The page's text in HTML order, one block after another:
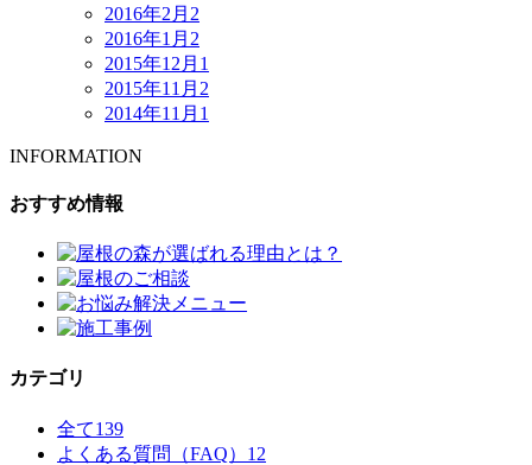
2016年2月 2
2016年1月 2
2015年12月 1
2015年11月 2
2014年11月 1
INFORMATION
おすすめ情報
カテゴリ
全て139
よくある質問（FAQ） 12